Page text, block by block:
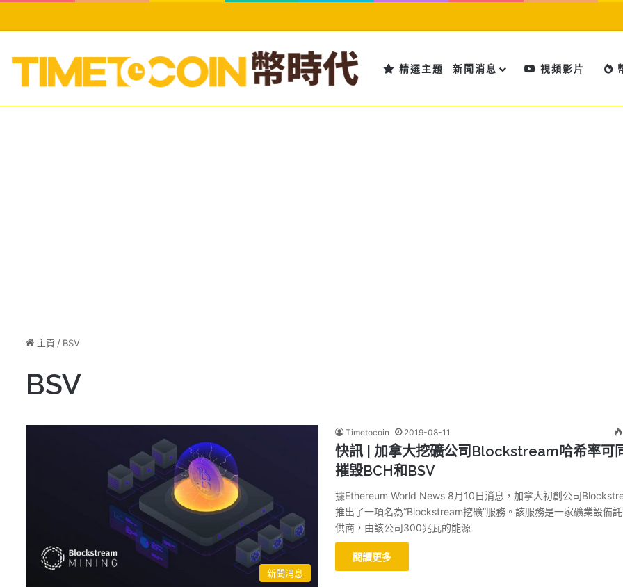
精選主題 新聞消息 視頻影片
主頁 / BSV
BSV
新聞消息
Timetocoin 2019-08-11
快訊 | 加拿大挖礦公司Blockstream哈希率可
摧毀BCH和BSV
據Ethereum World News 8月10日消息，加拿大初創公司
推出了一項名為“Blockstream挖礦”服務。該服務是一家礦業設備
供商，由該公司300兆瓦的能源
閱讀更多